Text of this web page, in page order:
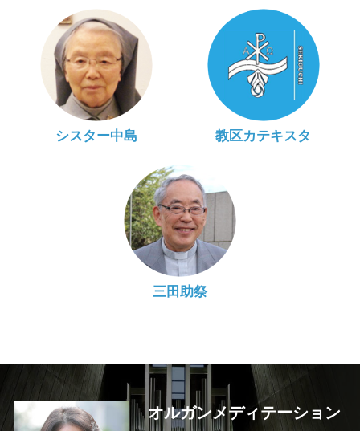
シスター中島 教区カテキスタ
三田助祭
オルガンメディテーション